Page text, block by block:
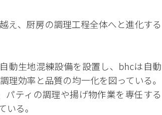
え、厨房の調理工程全体へと進化する
動生地混練設備を設置し、bhcは自動
効率と品質の均一化を図っている。
ティの調理や揚げ物作業を専任する
る。